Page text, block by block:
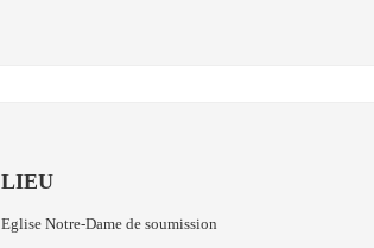
LIEU
Eglise Notre-Dame de soumission